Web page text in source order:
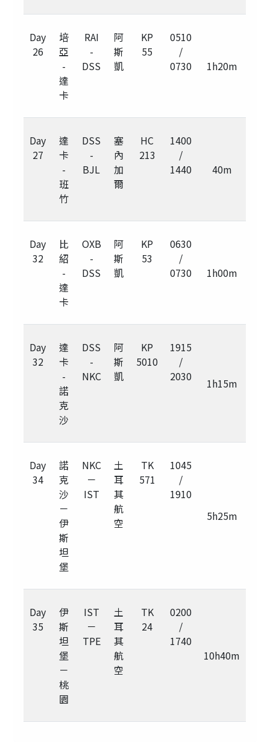
Day
26
培
亞
-
達
卡
RAI
-
DSS
阿
斯
凱
KP
55
0510
/
0730
1h20m
Day
27
達
卡
-
班
竹
DSS
-
BJL
塞
內
加
爾
HC
213
1400
/
1440
40m
Day
32
比
紹
-
達
卡
OXB
-
DSS
阿
斯
凱
KP
53
0630
/
0730
1h00m
Day
32
達
卡
-
諾
克
沙
DSS
-
NKC
阿
斯
凱
KP
5010
1915
/
2030
1h15m
Day
34
諾
克
沙
－
伊
斯
坦
堡
NKC
－
IST
土
耳
其
航
空
TK
571
1045
/
1910
5h25m
Day
35
伊
斯
坦
堡
－
桃
園
IST
－
TPE
土
耳
其
航
空
TK
24
0200
/
1740
10h40m